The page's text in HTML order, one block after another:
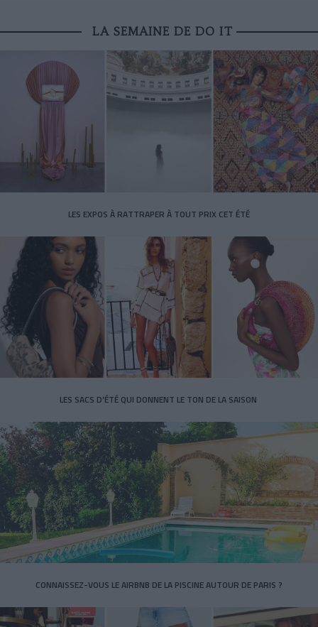
LA SEMAINE DE DO IT
LES EXPOS À RATTRAPER À TOUT PRIX CET ÉTÉ
LES SACS D’ÉTÉ QUI DONNENT LE TON DE LA SAISON
CONNAISSEZ-VOUS LE AIRBNB DE LA PISCINE AUTOUR DE PARIS ?